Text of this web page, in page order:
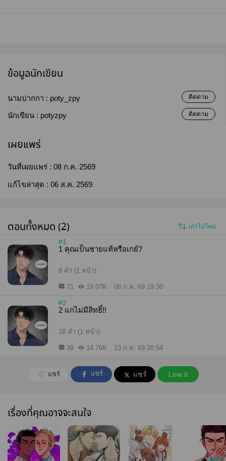
ข้อมูลนักเขียน
นามปากกา : poty_zpy ติดตาม
นักเขียน : potyzpy ติดตาม
เผยแพร่
วันที่เผยแพร่ : 08 ก.ค. 2569
แก้ไขล่าสุด : 06 ส.ค. 2569
ตอนทั้งหมด (2) เก่าไปใหม่
#1
1 คุณเป็นชายแท้หรือเกย์?
8 คำ (1 หน้า)
71 19.07K 08 ก.ค. 69 19:30
#2
2 แกไม่มีสิทธิ์!!
18 คำ (1 หน้า)
39 14.76K 13 ก.ค. 69 20:54
แชร์ แชร์ แชร์ Line it
เรื่องที่คุณอาจจะสนใจ